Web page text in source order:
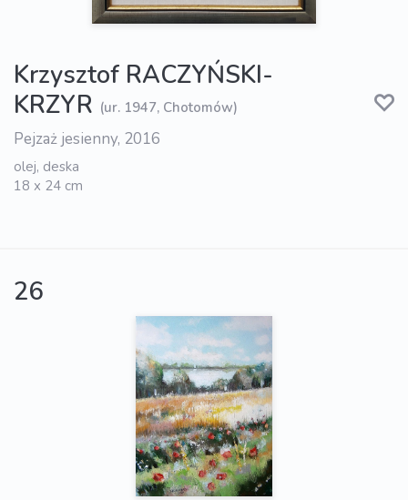
Krzysztof RACZYŃSKI-
KRZYR (ur. 1947, Chotomów)
Pejzaż jesienny, 2016
olej, deska
18 x 24 cm
26